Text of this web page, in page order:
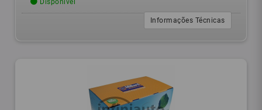
Disponível
Informações Técnicas